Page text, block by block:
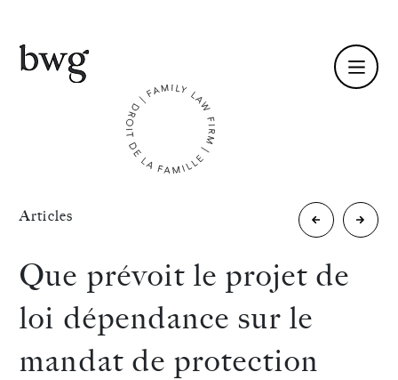
Équipe
Actualités
Majeur
et
succession
: le
«
Modes
Articles
Que prévoit le projet de
loi dépendance sur le
mandat de protection